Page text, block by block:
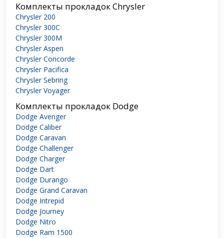
Комплекты прокладок Chrysler
Chrysler 200
Chrysler 300C
Chrysler 300M
Chrysler Aspen
Chrysler Concorde
Chrysler Pacifica
Chrysler Sebring
Chrysler Voyager
Комплекты прокладок Dodge
Dodge Avenger
Dodge Caliber
Dodge Caravan
Dodge Challenger
Dodge Charger
Dodge Dart
Dodge Durango
Dodge Grand Caravan
Dodge Intrepid
Dodge Journey
Dodge Nitro
Dodge Ram 1500